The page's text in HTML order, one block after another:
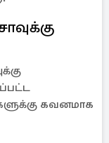
கவனமாக